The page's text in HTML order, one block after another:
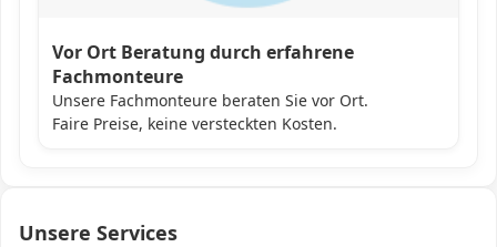
Vor Ort Beratung durch erfahrene
Fachmonteure
Unsere Fachmonteure beraten Sie vor Ort.
Faire Preise, keine versteckten Kosten.
Unsere Services